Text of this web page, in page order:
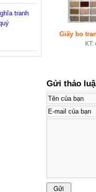
Giấy bo
KT:
Gửi thảo
tranh